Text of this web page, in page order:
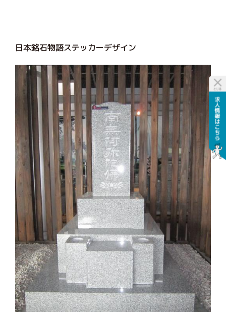
日本銘石物語ステッカーデザイン